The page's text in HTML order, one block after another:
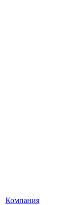
Компания